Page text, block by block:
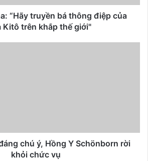
“Hãy truyền bá thông điệp của
Kitô trên khắp thế giới"
chú ý, Hồng Y Schönborn rời
khỏi chức vụ